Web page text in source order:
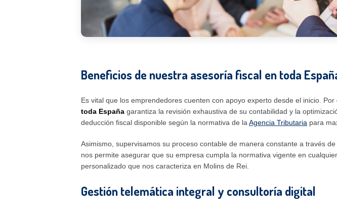
Beneficios de nuestra asesoría fiscal en toda
Es vital que los emprendedores cuenten con apoyo experto desde el inicio.
toda España garantiza la revisión exhaustiva de su contabilidad y la
deducción fiscal disponible según la normativa de la Agencia Tributaria para
Asimismo, supervisamos su proceso contable de manera constante a través
nos permite asegurar que su empresa cumpla la normativa vigente en
personalizado que nos caracteriza en Molins de Rei.
Gestión telemática integral y consultoría digital